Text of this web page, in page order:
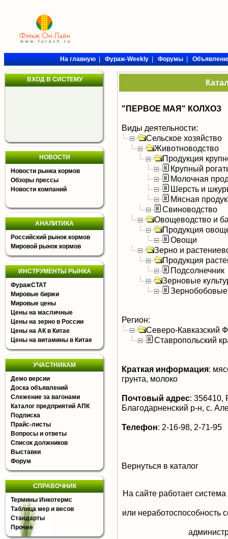
На главную|Фураж-Weekly|Форумы|
ВХОД В СИСТЕМУ
НОВОСТИ
Новости рынка кормов
Обзоры прессы
Новости компаний
АНАЛИТИКА
Российский рынок кормов
Мировой рынок кормов
ИНСТРУМЕНТЫ РЫНКА
ФуражСТАТ
Мировые биржи
Мировые цены
Цены на масличные
Цены на зерно в России
Цены на АК в Китае
Цены на витамины в Китае
УЧАСТНИКАМ
Демо версии
Доска объявлений
Слежение за вагонами
Каталог предприятий АПК
Подписка
Прайс-листы
Вопросы и ответы
Список должников
Выставки
Форум
СПРАВОЧНИК
Термины Инкотермс
Таблица мер и весов
Стандарты
Прочее
"ПЕРВОЕ МАЯ" КОЛХОЗ
Виды деятельности:
Сельское хозяйство
Животноводство
Продукция
Крупный
Молочная
Шерсть и
Мясная
Свиноводство
Овощеводство и
Продукция
Овощи
Зерно и
Продукция
Подсолнечник
Зерновые
Зернобобовые
Регион:
Северо-Кавказский
Ставропольский
Краткая информация:
грунта, молоко
Почтовый адрес: 356410,
Благодарненский р-н, с.
Телефон: 2-16-98, 2-71-95
Вернуться в каталог
На сайте работает
или неработоспособность